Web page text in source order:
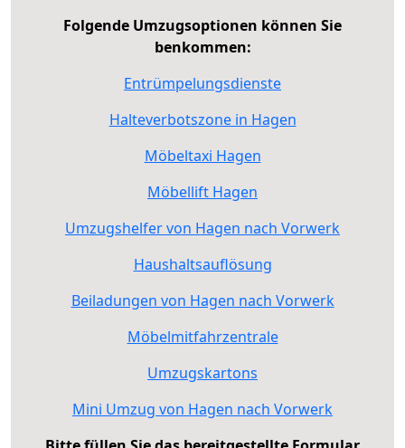
Folgende Umzugsoptionen können Sie
benkommen:
Entrümpelungsdienste
Halteverbotszone in Hagen
Möbeltaxi Hagen
Möbellift Hagen
Umzugshelfer von Hagen nach Vorwerk
Haushaltsauflösung
Beiladungen von Hagen nach Vorwerk
Möbelmitfahrzentrale
Umzugskartons
Mini Umzug von Hagen nach Vorwerk